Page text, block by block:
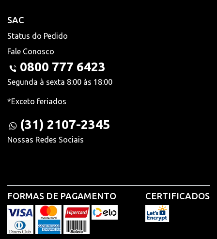
SAC
Status do Pedido
Fale Conosco
0800 777 6423
Segunda à sexta 8:00 às 18:00
*Exceto feriados
(31) 2107-2345
Nossas Redes Sociais
FORMAS DE PAGAMENTO CERTIFICADOS